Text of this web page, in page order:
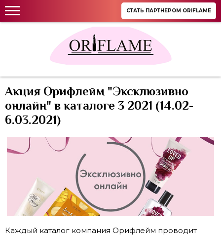
СТАТЬ ПАРТНЕРОМ ORIFLAME
Акция Орифлейм "Эксклюзивно
онлайн" в каталоге 3 2021 (14.02-
6.03.2021)
Каждый каталог компания Орифлейм проводит